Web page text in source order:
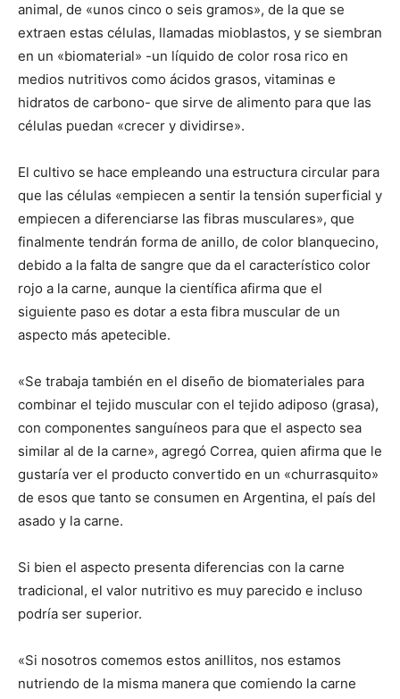
animal, de «unos cinco o seis gramos», de la que se
extraen estas células, llamadas mioblastos, y se siembran
en un «biomaterial» -un líquido de color rosa rico en
medios nutritivos como ácidos grasos, vitaminas e
hidratos de carbono- que sirve de alimento para que las
células puedan «crecer y dividirse».
El cultivo se hace empleando una estructura circular para
que las células «empiecen a sentir la tensión superficial y
empiecen a diferenciarse las fibras musculares», que
finalmente tendrán forma de anillo, de color blanquecino,
debido a la falta de sangre que da el característico color
rojo a la carne, aunque la científica afirma que el
siguiente paso es dotar a esta fibra muscular de un
aspecto más apetecible.
«Se trabaja también en el diseño de biomateriales para
combinar el tejido muscular con el tejido adiposo (grasa),
con componentes sanguíneos para que el aspecto sea
similar al de la carne», agregó Correa, quien afirma que le
gustaría ver el producto convertido en un «churrasquito»
de esos que tanto se consumen en Argentina, el país del
asado y la carne.
Si bien el aspecto presenta diferencias con la carne
tradicional, el valor nutritivo es muy parecido e incluso
podría ser superior.
«Si nosotros comemos estos anillitos, nos estamos
nutriendo de la misma manera que comiendo la carne